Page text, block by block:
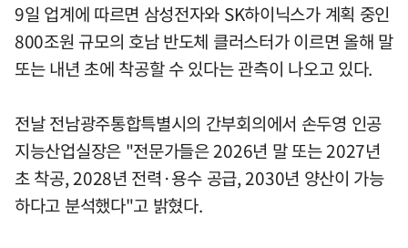
9일 업계에 따르면 삼성전자와 SK하이닉스가 계획 중인
800조원 규모의 호남 반도체 클러스터가 이르면 올해 말
또는 내년 초에 착공할 수 있다는 관측이 나오고 있다.
전날 전남광주통합특별시의 간부회의에서 손두영 인공
지능산업실장은 "전문가들은 2026년 말 또는 2027년
초 착공, 2028년 전력·용수 공급, 2030년 양산이 가능
하다고 분석했다"고 밝혔다.